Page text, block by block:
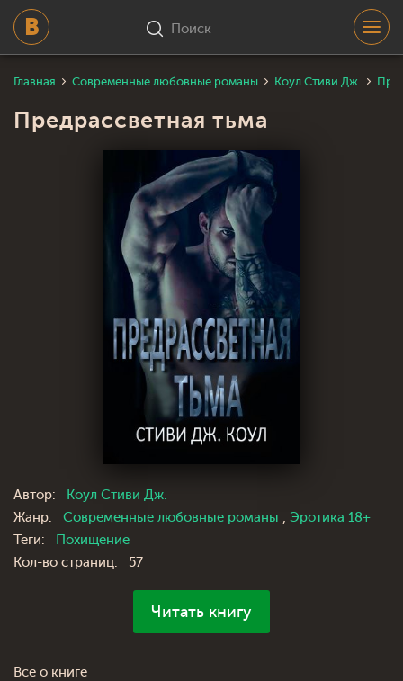
Поиск
Главная Современные любовные романы Коул Стиви Дж.
Предрассветная тьма
Автор:
Коул Стиви Дж.
Жанр:
Современные любовные романы , Эротика 18+
Теги:
Похищение
Кол-во страниц:
57
Читать книгу
Все о книге